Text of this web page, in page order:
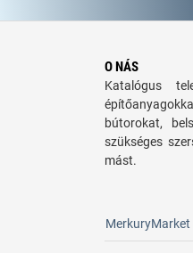
O NÁS
Katalógus
bútorokat,
szükséges
mást.
MerkuryMarket